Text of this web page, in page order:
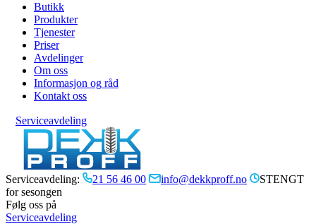
Butikk
Produkter
Tjenester
Priser
Avdelinger
Om oss
Informasjon og råd
Kontakt oss
Serviceavdeling
Serviceavdeling: 21 56 46 00 info@dekkproff.no
STENGT
for sesongen
Følg oss på
Serviceavdeling